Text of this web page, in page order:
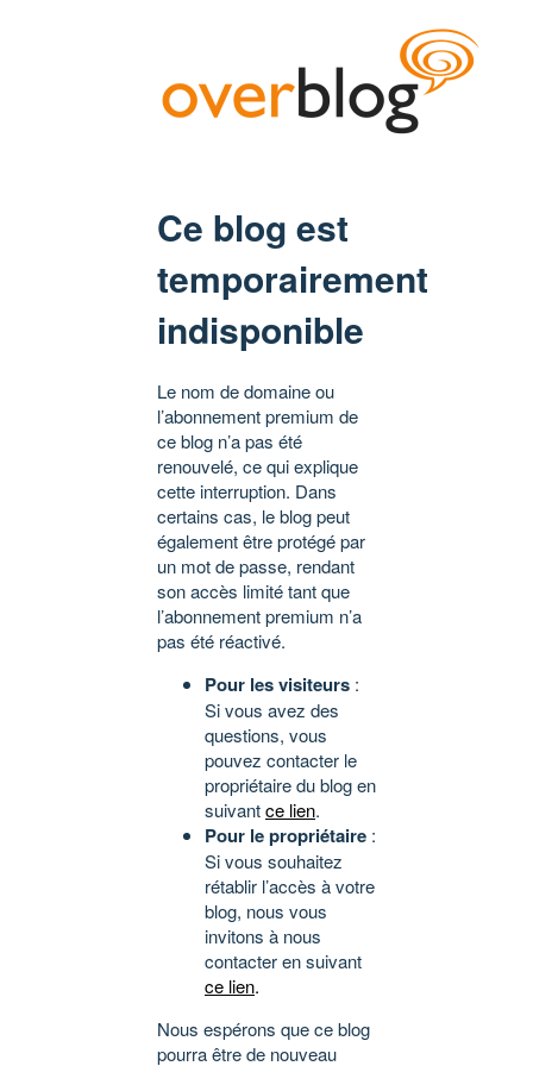
Ce blog est
temporairement
indisponible
Le nom de domaine ou
l’abonnement premium de
ce blog n’a pas été
renouvelé, ce qui explique
cette interruption. Dans
certains cas, le blog peut
également être protégé par
un mot de passe, rendant
son accès limité tant que
l’abonnement premium n’a
pas été réactivé.
Pour les visiteurs :
Si vous avez des
questions, vous
pouvez contacter le
propriétaire du blog en
suivantce lien.
Pour le propriétaire :
Si vous souhaitez
rétablir l’accès à votre
blog, nous vous
invitons à nous
contacter en suivant
ce lien.
Nous espérons que ce blog
pourra être de nouveau